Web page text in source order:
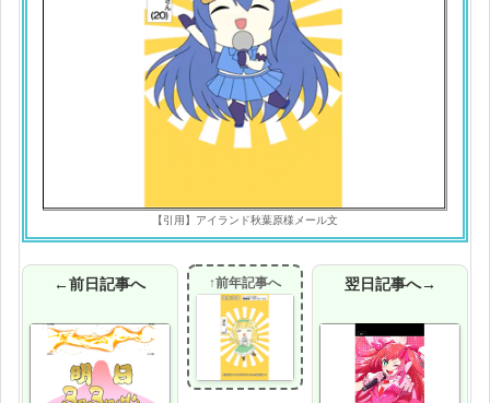
【引用】アイランド秋葉原様メール文
←前日記事へ ↑前年記事へ 翌日記事へ→